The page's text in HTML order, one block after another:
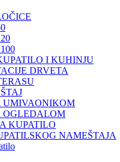
I KUHINJU
DRVETA
UMIVAONIKOM
OGLEDALOM
KUPATILO
NAMEŠTAJA